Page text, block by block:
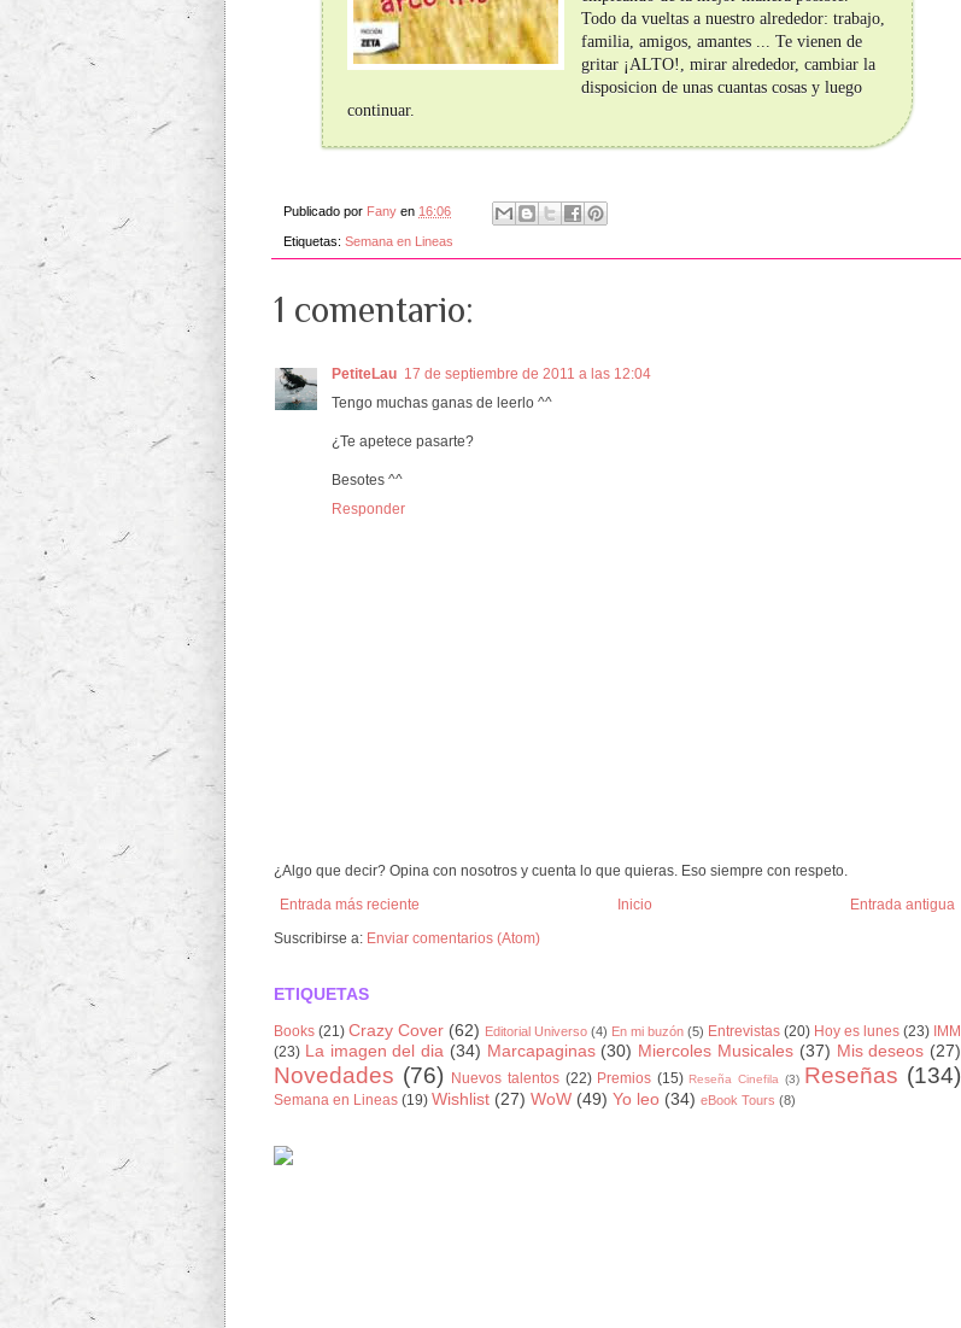
Todo da vueltas a nuestro alrededor: trabajo,
familia, amigos, amantes ... Te vienen de
gritar ¡ALTO!, mirar alrededor, cambiar la
disposicion de unas cuantas cosas y luego
continuar.
Publicado por Fany en 16:06
Etiquetas: Semana en Lineas
1 comentario:
PetiteLau 17 de septiembre de 2011 a las 12:04
Tengo muchas ganas de leerlo ^^
¿Te apetece pasarte?
Besotes ^^
Responder
¿Algo que decir? Opina con nosotros y cuenta lo que quieras. Eso siempre con respeto.
Entrada más reciente
Entrada antigua
Inicio
Suscribirse a: Enviar comentarios (Atom)
ETIQUETAS
Books (21) Crazy Cover (62) Editorial Universo (4) En mi buzón (5) Entrevistas (20) Hoy es lunes (23) IMM
(23) La imagen del dia (34) Marcapaginas (30) Miercoles Musicales (37) Mis deseos (27)
Novedades (76) Nuevos talentos (22) Premios (15) Reseña Cinefila (3) Reseñas (134)
Semana en Lineas (19) Wishlist (27) WoW (49) Yo leo (34) eBook Tours (8)